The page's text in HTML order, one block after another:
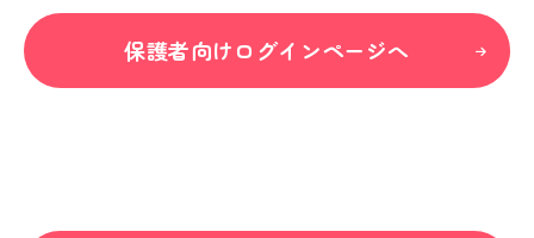
保護者向けログインページへ